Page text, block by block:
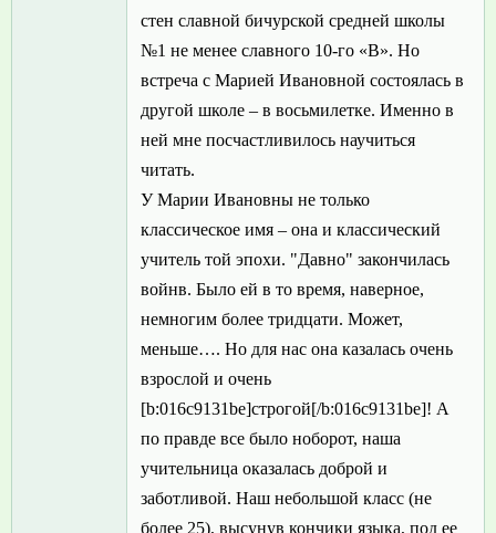
стен славной бичурской средней школы
№1 не менее славного 10-го «В». Но
встреча с Марией Ивановной состоялась в
другой школе – в восьмилетке. Именно в
ней мне посчастливилось научиться
читать.
У Марии Ивановны не только
классическое имя – она и классический
учитель той эпохи. "Давно" закончилась
войнв. Было ей в то время, наверное,
немногим более тридцати. Может,
меньше…. Но для нас она казалась очень
взрослой и очень
[b:016c9131be]строгой[/b:016c9131be]! А
по правде все было ноборот, наша
учительница оказалась доброй и
заботливой. Наш небольшой класс (не
более 25), высунув кончики языка, под ее